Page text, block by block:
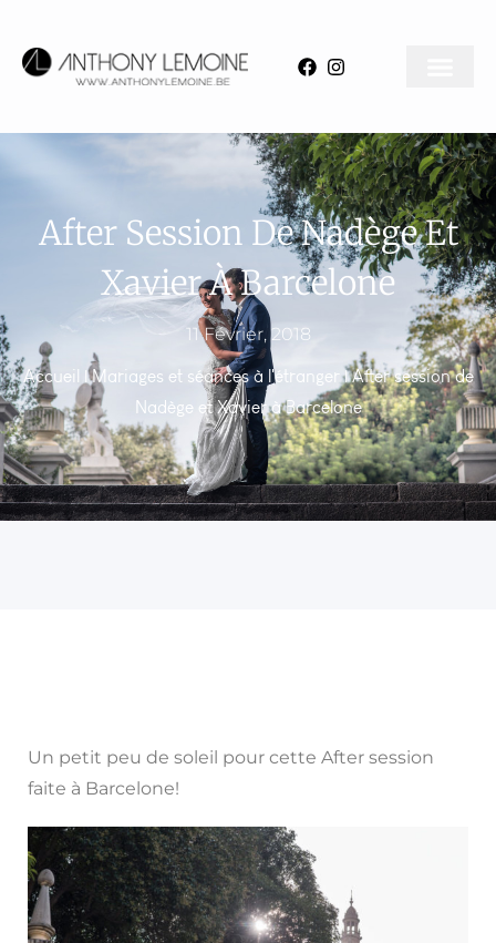
After Session De Nadège Et
Xavier À Barcelone
11 Février, 2018
Accueil |Mariages et séances à l'étranger|After session de
Nadège et Xavier à Barcelone
Un petit peu de soleil pour cette After session
faite à Barcelone!